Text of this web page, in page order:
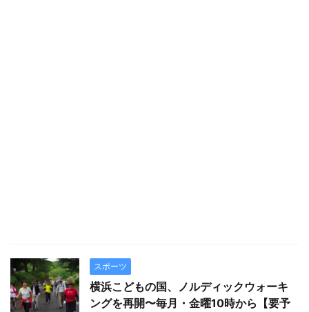
スポーツ
横浜こどもの国、ノルディックウォーキ
ングを再開〜毎月・金曜10時から【要予